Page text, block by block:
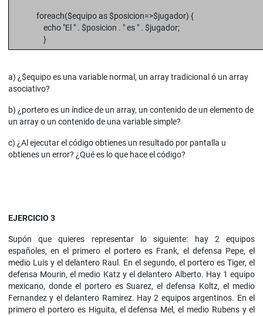
foreach($equipo as $posicion=>$jugador) {
echo "El " . $posicion . " es " . $jugador;
}
a) ¿$equipo es una variable normal, un array tradicional ó un array
asociativo?
b) ¿portero es un índice de un array, un contenido de un elemento de
un array o un contenido de una variable simple?
c) ¿Al ejecutar el código obtienes un resultado por pantalla u
obtienes un error? ¿Qué es lo que hace el código?
EJERCICIO 3
Supón que quieres representar lo siguiente: hay 2 equipos
españoles, en el primero el portero es Frank, el defensa Pepe, el
medio Luis y el delantero Raul. En el segundo, el portero es Tiger, el
defensa Mourin, el medio Katz y el delantero Alberto. Hay 1 equipo
mexicano, donde el portero es Suarez, el defensa Koltz, el medio
Fernandez y el delantero Ramirez. Hay 2 equipos argentinos. En el
primero el portero es Higuita, el defensa Mel, el medio Rubens y el